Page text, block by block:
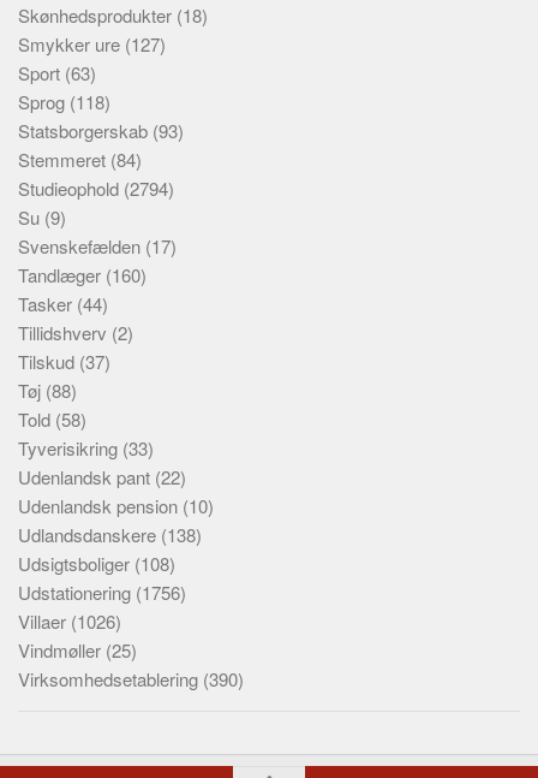
Skønhedsprodukter (18)
Smykker ure (127)
Sport (63)
Sprog (118)
Statsborgerskab (93)
Stemmeret (84)
Studieophold (2794)
Su (9)
Svenskefælden (17)
Tandlæger (160)
Tasker (44)
Tillidshverv (2)
Tilskud (37)
Tøj (88)
Told (58)
Tyverisikring (33)
Udenlandsk pant (22)
Udenlandsk pension (10)
Udlandsdanskere (138)
Udsigtsboliger (108)
Udstationering (1756)
Villaer (1026)
Vindmøller (25)
Virksomhedsetablering (390)